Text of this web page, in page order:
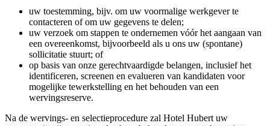
uw toestemming, bijv. om uw voormalige werkgever te
contacteren of om uw gegevens te delen;
uw verzoek om stappen te ondernemen vóór het aangaan van
een overeenkomst, bijvoorbeeld als u ons uw (spontane)
sollicitatie stuurt; of
op basis van onze gerechtvaardigde belangen, inclusief het
identificeren, screenen en evalueren van kandidaten voor
mogelijke tewerkstelling en het behouden van een
wervingsreserve.
Na de wervings- en selectieprocedure zal Hotel Hubert uw